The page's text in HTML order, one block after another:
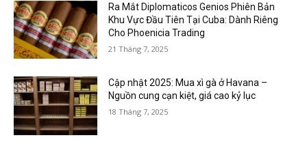
Ra Mắt Diplomaticos Genios Phiên Bản
Khu Vực Đầu Tiên Tại Cuba: Dành Riêng
Cho Phoenicia Trading
21 Tháng 7, 2025
Cập nhật 2025: Mua xì gà ở Havana –
Nguồn cung cạn kiệt, giá cao kỷ lục
18 Tháng 7, 2025